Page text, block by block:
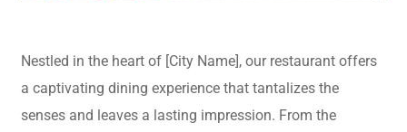
Nestled in the heart of [City Name], our restaurant offers
a captivating dining experience that tantalizes the
senses and leaves a lasting impression. From the